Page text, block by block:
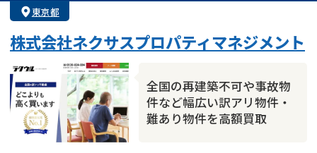
東京都
株式会社ネクサスプロパティマネジメント
全国の再建築不可や事故物
件など幅広い訳アリ物件・
難あり物件を高額買取